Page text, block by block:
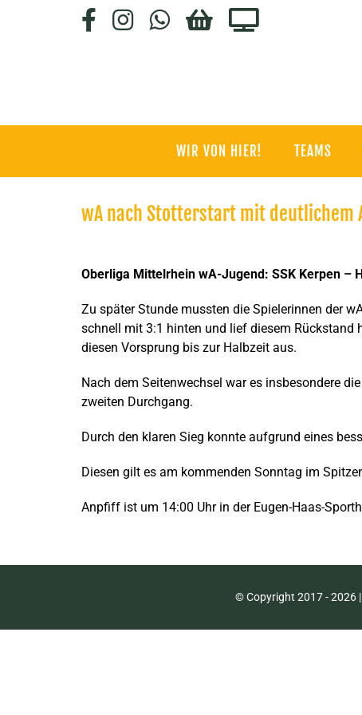
Facebook
Instagram
WhatsApp
HC-Staige.tv
WIR VON HIER! TEAMS
wA nach Stotterstart mit deutlichem
grösseres
Oberliga Mittelrhein wA-Jugend: SSK Kerpen –
Zu später Stunde mussten die Spielerinnen der
schnell mit 3:1 hinten und lief diesem Rückstand
diesen Vorsprung bis zur Halbzeit aus.
Nach dem Seitenwechsel war es insbesondere
zweiten Durchgang.
Durch den klaren Sieg konnte aufgrund eines
Diesen gilt es am kommenden Sonntag im
Anpfiff ist um 14:00 Uhr in der Eugen-Haas-
© Copyright 2017 -2026